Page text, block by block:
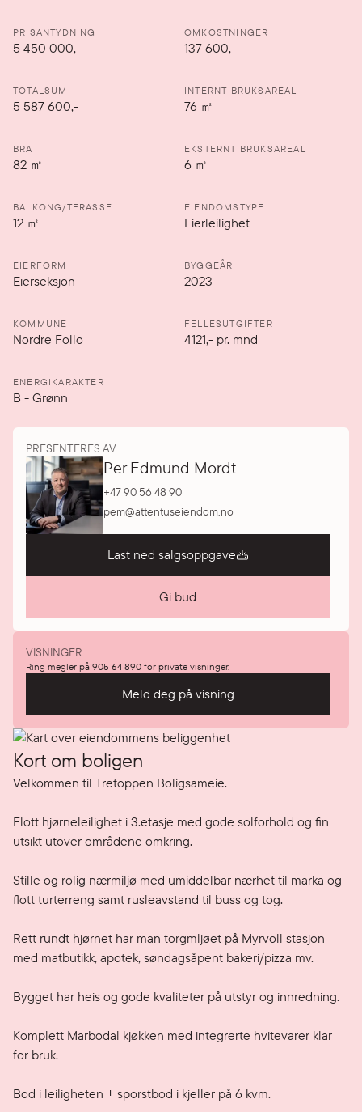
PRISANTYDNING
5 450 000,-
OMKOSTNINGER
137 600,-
TOTALSUM
5 587 600,-
INTERNT BRUKSAREAL
76 ㎡
BRA
82 ㎡
EKSTERNT BRUKSAREAL
6 ㎡
BALKONG/TERASSE
12 ㎡
EIENDOMSTYPE
Eierleilighet
EIERFORM
Eierseksjon
BYGGEÅR
2023
KOMMUNE
Nordre Follo
FELLESUTGIFTER
4121,- pr. mnd
ENERGIKARAKTER
B -Grønn
PRESENTERES AV
Per Edmund Mordt
+47 90 56 48 90
pem@attentuseiendom.no
Last ned salgsoppgave
Gi bud
VISNINGER
Ring megler på 905 64 890 for private visninger.
Meld deg på visning
Kort om boligen
Velkommen til Tretoppen Boligsameie.
Flott hjørneleilighet i 3.etasje med gode solforhold og fin
utsikt utover områdene omkring.
Stille og rolig nærmiljø med umiddelbar nærhet til marka og
flott turterreng samt rusleavstand til buss og tog.
Rett rundt hjørnet har man torgmljøet på Myrvoll stasjon
med matbutikk, apotek, søndagsåpent bakeri/pizza mv.
Bygget har heis og gode kvaliteter på utstyr og innredning.
Komplett Marbodal kjøkken med integrerte hvitevarer klar
for bruk.
Bod i leiligheten + sporstbod i kjeller på 6 kvm.